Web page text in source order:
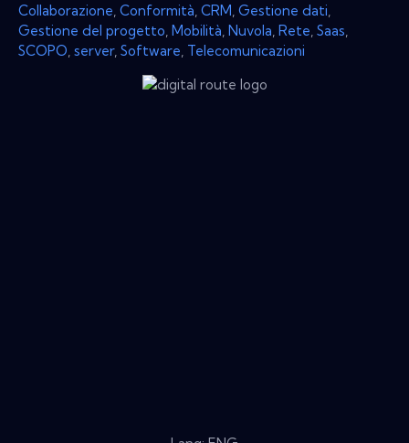
Collaborazione Conformità CRM Gestione dati
Gestione del progetto Mobilità Nuvola Rete Saas
SCOPO server, Software Telecomunicazioni